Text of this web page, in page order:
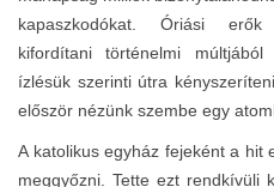
kapaszkodókat. Óriási erők
kifordítani történelmi
ízlésük szerinti útra
először nézünk szembe egy
A katolikus egyház fejeként a hit
meggyőzni. Tette ezt rendkívüli